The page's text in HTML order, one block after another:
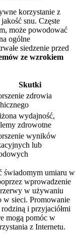
korzystanie z
snu. Częste
może powodować
ogólne
siedzenie przed
ze wzrokiem
Skutki
zdrowia
wydajność,
zdrowotne
wyników
lub
świadomym umiaru w
wprowadzenie
w używaniu
w sieci. Promowanie
i przyjaciółmi
mogą pomóc w
z Internetu.